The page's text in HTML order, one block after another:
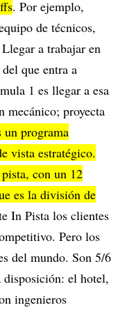
. Por ejemplo,
de técnicos,
a trabajar en
que entra a
1 es llegar a esa
mecánico; proyecta
programa
vista estratégico.
con un 12
es la división de
In Pista los clientes
Pero los
del mundo. Son 5/6
disposición: el hotel,
ingenieros